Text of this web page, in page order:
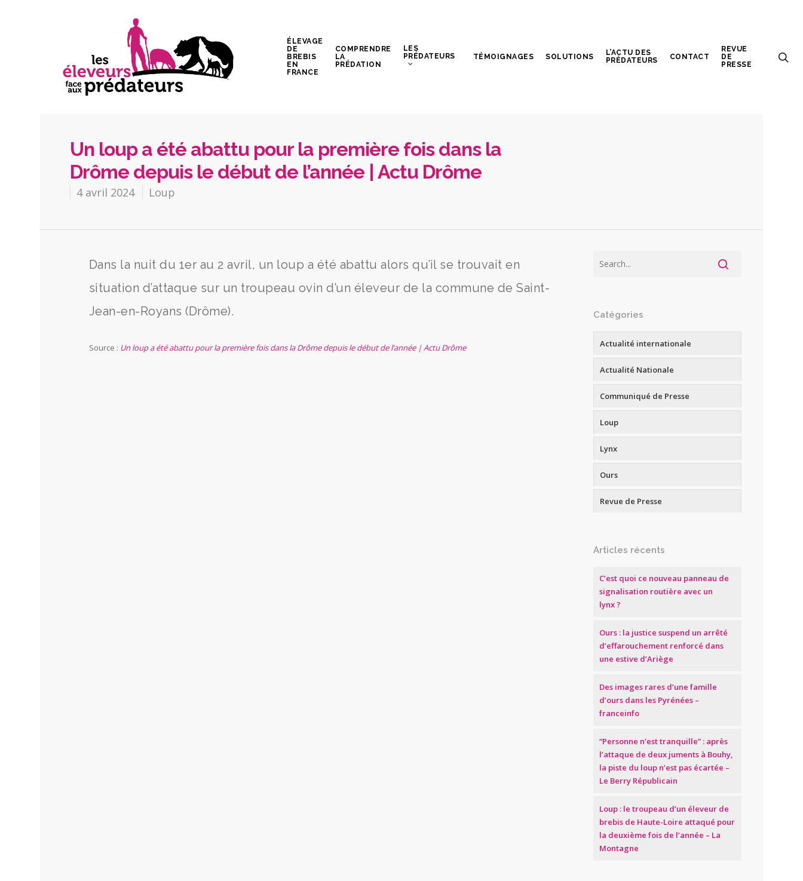
ÉLEVAGE
DE
BREBIS
EN
FRANCE
COMPRENDRE
LA
PRÉDATION
LES
PRÉDATEURS
TÉMOIGNAGES SOLUTIONS
L’ACTU DES
PRÉDATEURS
CONTACT
REVUE
DE
PRESSE
Un loup a été abattu pour la première fois dans la
Drôme depuis le début de l’année | Actu Drôme
4 avril 2024 Loup
Dans la nuit du 1er au 2 avril, un loup a été abattu alors qu’il se trouvait en
situation d’attaque sur un troupeau ovin d’un éleveur de la commune de Saint-
Jean-en-Royans (Drôme).
Source : Un loup a été abattu pour la première fois dans la Drôme depuis le début de l’année | Actu Drôme
Catégories
Actualité internationale
Actualité Nationale
Communiqué de Presse
Loup
Lynx
Ours
Revue de Presse
Articles récents
C’est quoi ce nouveau panneau de
signalisation routière avec un
lynx ?
Ours : la justice suspend un arrêté
d’effarouchement renforcé dans
une estive d’Ariège
Des images rares d’une famille
d’ours dans les Pyrénées –
franceinfo
“Personne n’est tranquille” : après
l’attaque de deux juments à Bouhy,
la piste du loup n’est pas écartée –
Le Berry Républicain
Loup : le troupeau d’un éleveur de
brebis de Haute-Loire attaqué pour
la deuxième fois de l’année – La
Montagne